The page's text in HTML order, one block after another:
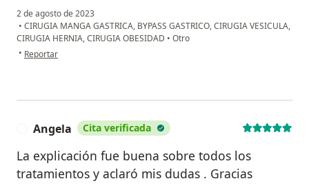
2 de agosto de 2023
• CIRUGIA MANGA GASTRICA, BYPASS GASTRICO, CIRUGIA VESICULA,
CIRUGIA HERNIA, CIRUGIA OBESIDAD • Otro
• en opinión del usuario M. C.C
Reportar
Angela Cita verificada
La explicación fue buena sobre todos los
tratamientos y aclaró mis dudas . Gracias